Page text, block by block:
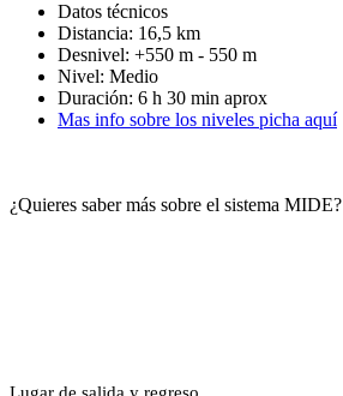
Datos técnicos
Distancia: 16,5 km
Desnivel: +550 m - 550 m
Nivel: Medio
Duración: 6 h 30 min aprox
Mas info sobre los niveles picha aquí
¿Quieres saber más sobre el sistema MIDE?